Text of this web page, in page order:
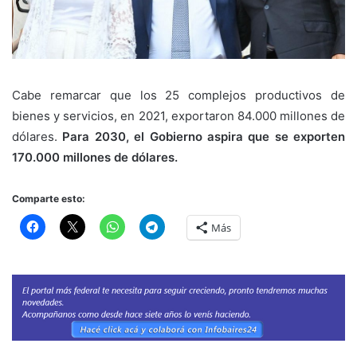
Cabe remarcar que los 25 complejos productivos de
bienes y servicios, en 2021, exportaron 84.000 millones de
dólares. Para 2030, el Gobierno aspira que se exporten
170.000 millones de dólares.
Comparte esto:
Más